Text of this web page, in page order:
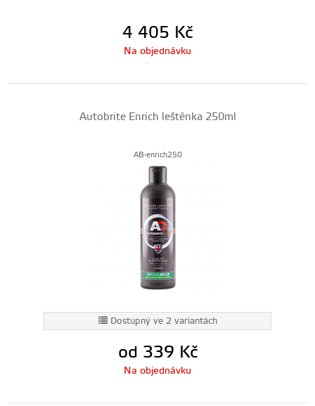
4 405 Kč
Na objednávku
Autobrite Enrich leštěnka 250ml
AB-enrich250
Dostupný ve 2 variantách
od 339 Kč
Na objednávku